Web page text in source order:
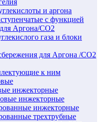
и аргона
c функцией
для Аргона/СО2
газа и блоки
для Аргона /СО2
к ним
инжекторные
инжекторные
инжекторные
трехтрубные